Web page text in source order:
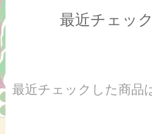
最近チェッ
最近チェックした商品